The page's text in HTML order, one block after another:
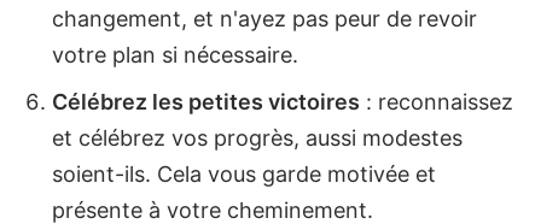
changement, et n'ayez pas peur de revoir
votre plan si nécessaire.
Célébrez les petites victoires : reconnaissez
et célébrez vos progrès, aussi modestes
soient-ils. Cela vous garde motivée et
présente à votre cheminement.